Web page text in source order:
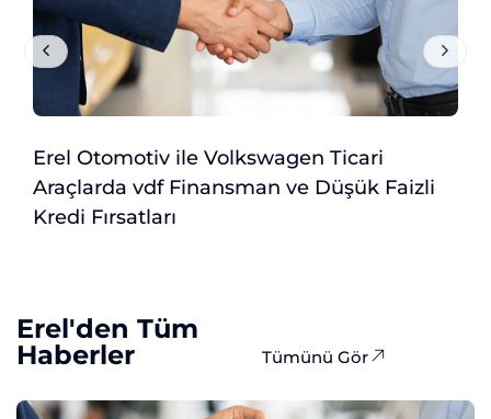
Erel Otomotiv ile Volkswagen Ticari
Araçlarda vdf Finansman ve Düşük Faizli
Kredi Fırsatları
Erel'den Tüm
Haberler
Tümünü Gör